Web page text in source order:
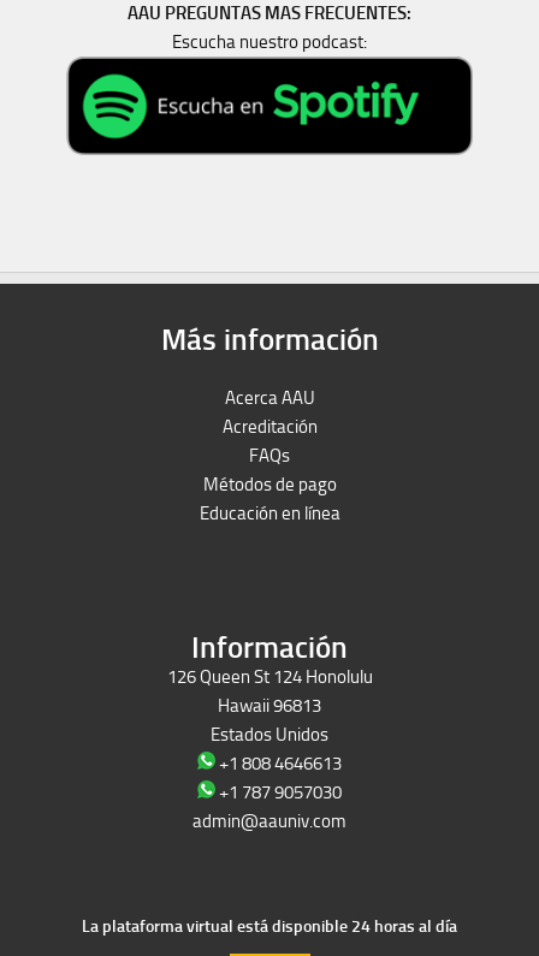
AAU PREGUNTAS MAS FRECUENTES:
Escucha nuestro podcast:
Más información
Acerca AAU
Acreditación
FAQs
Métodos de pago
Educación en línea
Información
126 Queen St 124 Honolulu
Hawaii 96813
Estados Unidos
+1 808 4646613
+1 787 9057030
admin@aauniv.com
La plataforma virtual está disponible 24 horas al día